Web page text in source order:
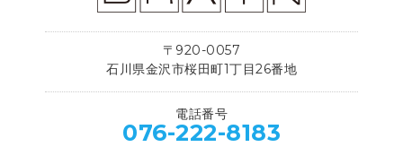
〒920-0057
石川県金沢市桜田町1丁目26番地
電話番号
076-222-8183